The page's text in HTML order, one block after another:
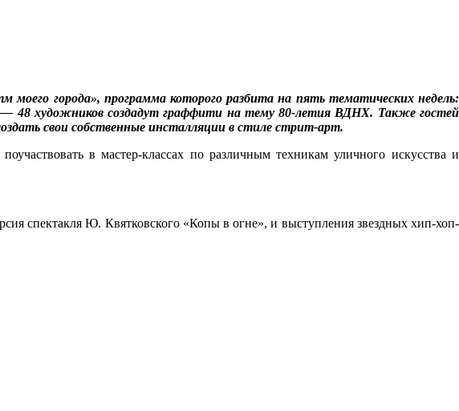
города», программа которого разбита на пять тематических недель:
— 48 художников создадут граффити на тему 80-летия ВДНХ. Также гостей
свои собственные инсталляции в стиле стрит-арт.
в мастер-классах по различным техникам уличного искусства и
спектакля Ю. Квятковского «Копы в огне», и выступления звездных хип-хоп-